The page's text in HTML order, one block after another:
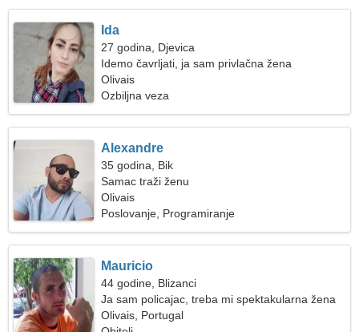
Ida
27 godina, Djevica
Idemo čavrljati, ja sam privlačna žena
Olivais
Ozbiljna veza
Alexandre
35 godina, Bik
Samac traži ženu
Olivais
Poslovanje, Programiranje
Mauricio
44 godine, Blizanci
Ja sam policajac, treba mi spektakularna žena
Olivais, Portugal